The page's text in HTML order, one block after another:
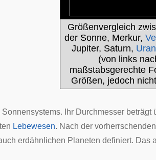
Größenvergleich
der Sonne, Merkur,
Jupiter, Saturn,
(von links
maßstabsgerechte
Größen, jedoch
Sonnensystems. Ihr Durchmesser beträgt
Lebewesen. Nach der vorherrschenden
erdähnlichen Planeten definiert. Das